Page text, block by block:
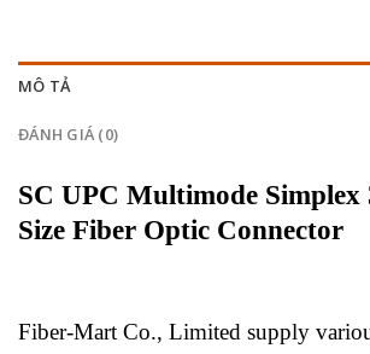
MÔ TẢ
ĐÁNH GIÁ (0)
SC UPC Multimode Simplex
Size Fiber Optic Connector
Fiber-Mart Co., Limited supply